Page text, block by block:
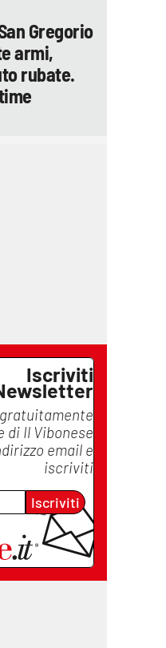
Gregorio
armi,
rubate.
Iscriviti
di Il Vibonese
email e
iscriviti
Iscriviti